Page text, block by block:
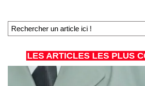
LES ARTICLES LES PLUS